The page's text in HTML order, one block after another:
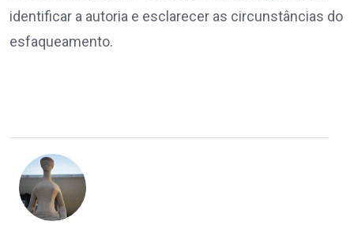
identificar a autoria e esclarecer as circunstâncias do
esfaqueamento.